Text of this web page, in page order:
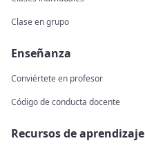
Clase en grupo
Enseñanza
Conviértete en profesor
Código de conducta docente
Recursos de aprendizaje